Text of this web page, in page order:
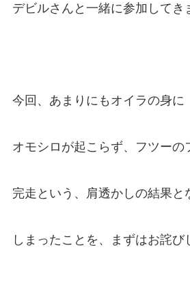
デビルさんと一緒に参加してき
今回、あまりにもオイラの身に
オモシロが起こらず、フツーの
完走という、肩透かしの結果と
しまったことを、まずはお詫び